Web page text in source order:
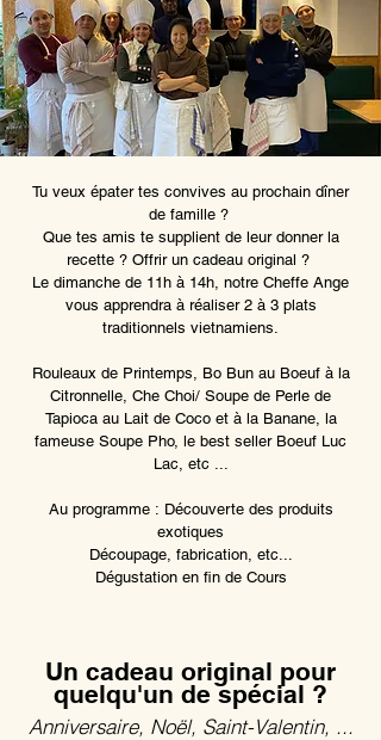
Tu veux épater tes convives au prochain dîner
de famille ?
Que tes amis te supplient de leur donner la
recette ? Offrir un cadeau original ?
Le dimanche de 11h à 14h, notre Cheffe Ange
vous apprendra à réaliser 2 à 3 plats
traditionnels vietnamiens.
Rouleaux de Printemps, Bo Bun au Boeuf à la
Citronnelle, Che Choi/ Soupe de Perle de
Tapioca au Lait de Coco et à la Banane, la
fameuse Soupe Pho, le best seller Boeuf Luc
Lac, etc ...
Au programme : Découverte des produits
exotiques
Découpage, fabrication, etc...
Dégustation en fin de Cours
Un cadeau original pour
quelqu'un de spécial ?
Anniversaire, Noël, Saint-Valentin, ...